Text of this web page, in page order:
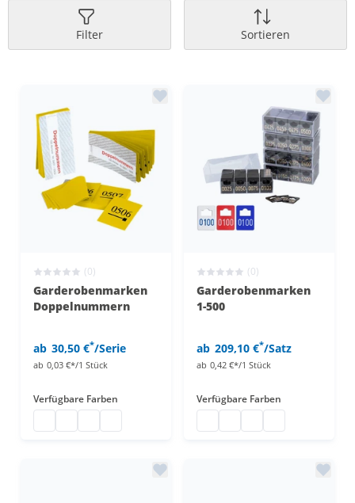
Filter Sortieren
(0)
Garderobenmarken
Doppelnummern
ab 30,50 €*/Serie
ab 0,03 €*/1 Stück
Verfügbare Farben
(0)
Garderobenmarken
1-500
ab 209,10 €*/Satz
ab 0,42 €*/1 Stück
Verfügbare Farben